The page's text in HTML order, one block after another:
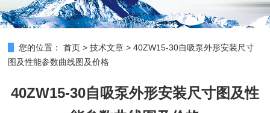
您的位置： 首页 >技术文章 >40ZW15-30自吸泵外形安装尺寸
图及性能参数曲线图及价格
40ZW15-30自吸泵外形安装尺寸图及性